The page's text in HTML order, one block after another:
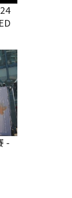
-